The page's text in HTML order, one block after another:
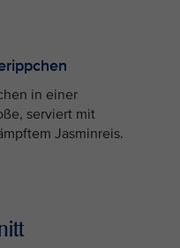
in einer
serviert mit
Jasminreis.